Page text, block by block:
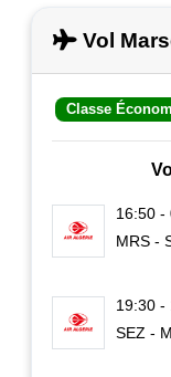
Vol
Classe
16:50 -
MRS -
19:30 -
SEZ -